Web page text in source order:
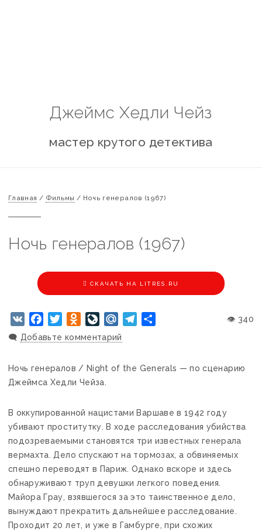
Джеймс Хедли Чейз
мастер крутого детектива
Главная / Фильмы / Ночь генералов (1967)
Ночь генералов (1967)
CКАЧАТЬ НА LITRES.RU
VK Facebook
TwitterOdnoklassniki
LiveJournal
Mail.RuTelegram
👁 340
🗨️ Добавьте комментарий
Ночь генералов / Night of the Generals — по сценарию
Джеймса Хедли Чейза.
В оккупированной нацистами Варшаве в 1942 году
убивают проститутку. В ходе расследования убийства
подозреваемыми становятся три известных генерала
вермахта. Дело спускают на тормозах, а обвиняемых
спешно переводят в Париж. Однако вскоре и здесь
обнаруживают труп девушки легкого поведения.
Майора Грау, взявшегося за это таинственное дело,
вынуждают прекратить дальнейшее расследование.
Проходит 20 лет, и уже в Гамбурге, при схожих